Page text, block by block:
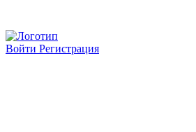
Войти Регистрация